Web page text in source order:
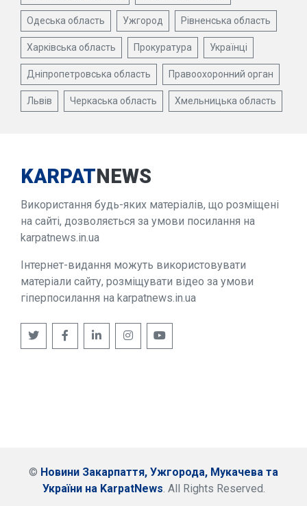
Одеська область Ужгород Рівненська область
Харківська область Прокуратура Українці
Дніпропетровська область Правоохоронний орган
Львів Черкаська область Хмельницька область
KARPATNEWS
Використання будь-яких матеріалів, що розміщені
на сайті, дозволяється за умови посилання на
karpatnews.in.ua
Інтернет-видання можуть використовувати
матеріали сайту, розміщувати відео за умови
гіперпосилання на karpatnews.in.ua
© Новини Закарпаття, Ужгорода, Мукачева та
України на KarpatNews. All Rights Reserved.